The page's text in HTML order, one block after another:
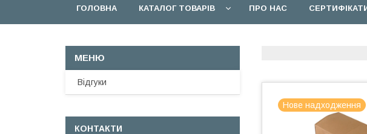
ГОЛОВНА КАТАЛОГ ТОВАРІВ ПРО НАС
Нове надходження
Відгуки
КОНТАКТИ